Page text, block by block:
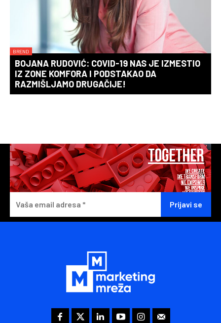
BREND
BOJANA RUDOVIĆ: COVID-19 NAS JE IZMESTIO
IZ ZONE KOMFORA I PODSTAKAO DA
RAZMIŠLJAMO DRUGAČIJE!